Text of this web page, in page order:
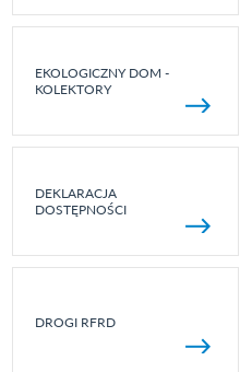
EKOLOGICZNY DOM -
KOLEKTORY
DEKLARACJA
DOSTĘPNOŚCI
DROGI RFRD